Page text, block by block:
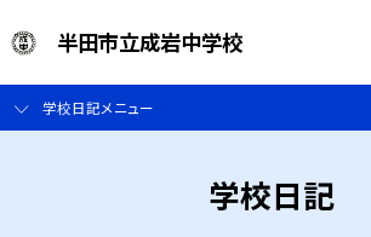
半田市立成岩中学校
学校日記メニュー
学校日記